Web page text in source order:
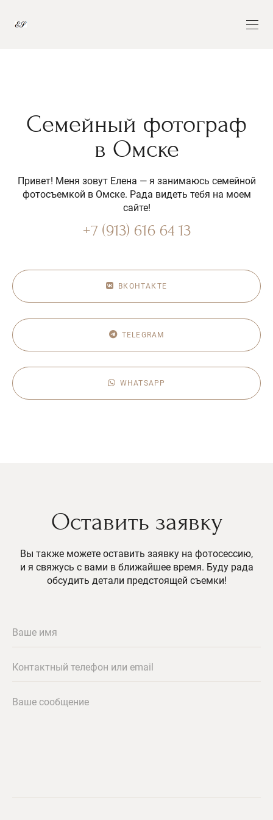
Семейный фотограф
в Омске
Привет! Меня зовут Елена — я занимаюсь семейной
фотосъемкой в Омске. Рада видеть тебя на моем
сайте!
+7 (913) 616 64 13
ВКОНТАКТЕ
TELEGRAM
WHATSAPP
Оставить заявку
Вы также можете оставить заявку на фотосессию,
и я свяжусь с вами в ближайшее время. Буду рада
обсудить детали предстоящей съемки!